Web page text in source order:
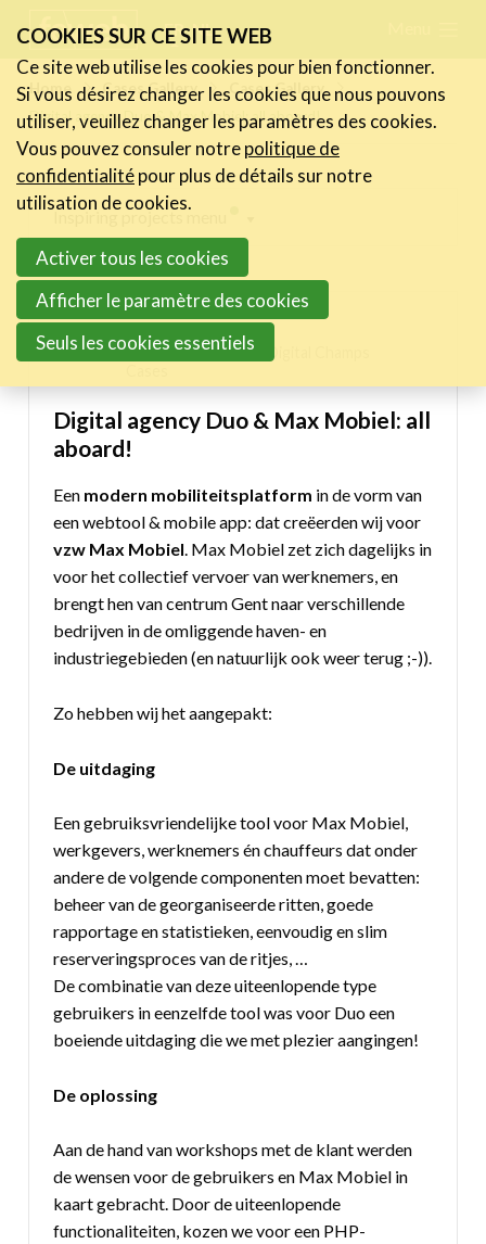
links
Jump
to
navigation
Jump
main
content
FR NL
Home Cases Gallery
Cases Gallery
Digital agency Duo & Max Mobiel: all aboard!
Digital Champs Cases
DUO - make it fly
28/10/2020 11:40 in
Digital agency Duo & Max Mobiel: all
aboard!
Een modern mobiliteitsplatform in de vorm van
een webtool & mobile app: dat creëerden wij voor
vzw Max Mobiel. Max Mobiel zet zich dagelijks in
voor het collectief vervoer van werknemers, en
brengt hen van centrum Gent naar verschillende
bedrijven in de omliggende haven- en
industriegebieden (en natuurlijk ook weer terug ;-)).
Zo hebben wij het aangepakt:
De uitdaging
Een gebruiksvriendelijke tool voor Max Mobiel,
werkgevers, werknemers én chauffeurs dat onder
andere de volgende componenten moet bevatten:
beheer van de georganiseerde ritten, goede
rapportage en statistieken, eenvoudig en slim
reserveringsproces van de ritjes, …
De combinatie van deze uiteenlopende type
gebruikers in eenzelfde tool was voor Duo een
boeiende uitdaging die we met plezier aangingen!
De oplossing
Aan de hand van workshops met de klant werden
de wensen voor de gebruikers en Max Mobiel in
kaart gebracht. Door de uiteenlopende
functionaliteiten, kozen we voor een PHP-
Actualités
Activités
Cases Gallery
Le Toolbox
Annuaire prestataires
A propos
Become a member Account
COOKIES SUR CE SITE WEB
Ce site web utilise les cookies pour bien fonctionner.
Si vous désirez changer les cookies que nous pouvons
utiliser, veuillez changer les paramètres des cookies.
Vous pouvez consuler notrepolitique de
confidentialitépour plus de détails sur notre
utilisation de cookies.
Activer tous les cookies
Afficher le paramètre des cookies
Seuls les cookies essentiels